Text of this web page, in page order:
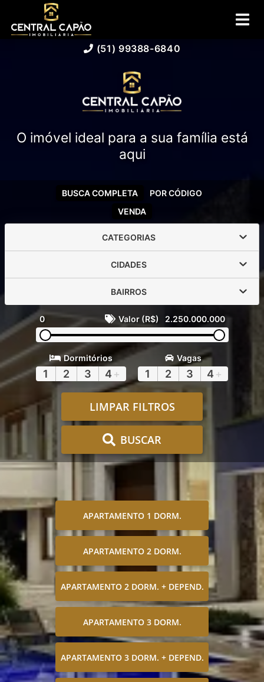
(51) 99388-6840
O imóvel ideal para a sua família está
aqui
VENDA
BUSCA COMPLETA POR CÓDIGO
CATEGORIAS
CIDADES
BAIRROS
0 Valor (R$) 2.250.000.000
Dormitórios
1 2 3 4 +
Vagas
1 2 3 4 +
LIMPAR FILTROS
BUSCAR
APARTAMENTO 1 DORM.
APARTAMENTO 2 DORM.
APARTAMENTO 2 DORM. + DEPEND.
APARTAMENTO 3 DORM.
APARTAMENTO 3 DORM. + DEPEND.